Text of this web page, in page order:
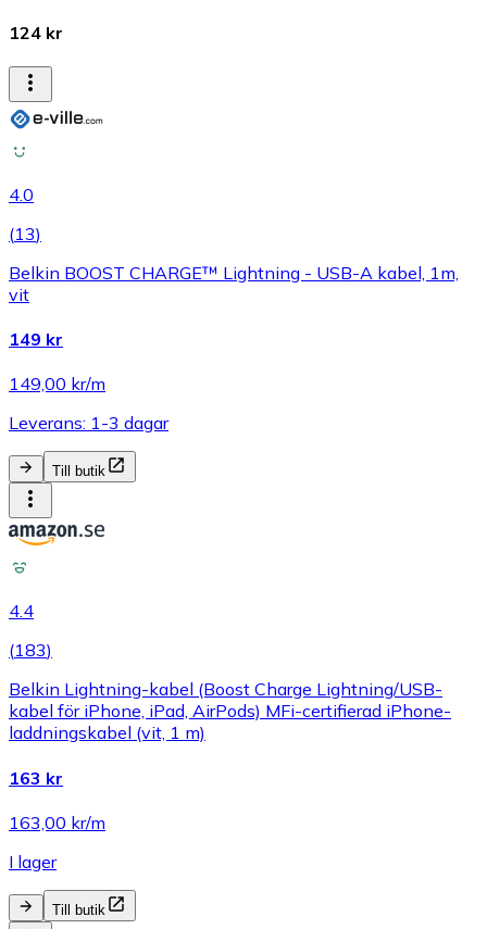
124 kr
4.0
(13)
Belkin BOOST CHARGE™ Lightning - USB-A kabel, 1m,
vit
149 kr
149,00 kr/m
Leverans: 1-3 dagar
Till butik
4.4
(183)
Belkin Lightning-kabel (Boost Charge Lightning/USB-
kabel för iPhone, iPad, AirPods) MFi-certifierad iPhone-
laddningskabel (vit, 1 m)
163 kr
163,00 kr/m
I lager
Till butik